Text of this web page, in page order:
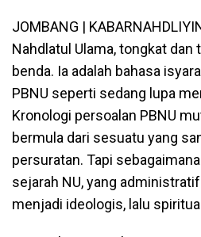
JOMBANG |
Nahdlatul Ulama, tongkat dan
benda. Ia adalah bahasa
PBNU seperti sedang lupa
Kronologi persoalan PBNU
bermula dari sesuatu yang
persuratan. Tapi
sejarah NU, yang
menjadi ideologis, lalu